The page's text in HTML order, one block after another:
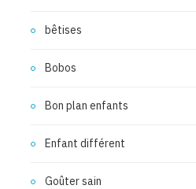
bêtises
Bobos
Bon plan enfants
Enfant différent
Goûter sain